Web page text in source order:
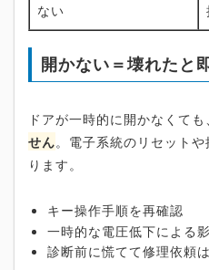
ない
開かない＝壊れたと
ドアが一時的に開かなくても、
せん。電子系統のリセット
ります。
キー操作手順を再確認
一時的な電圧低下による
診断前に慌てて修理依頼